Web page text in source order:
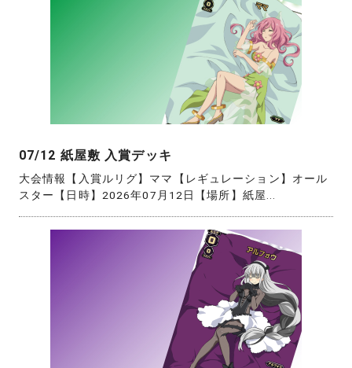
07/12 紙屋敷 入賞デッキ
大会情報【入賞ルリグ】ママ【レギュレーション】オール
スター【日時】2026年07月12日【場所】紙屋...